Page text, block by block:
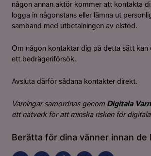
någon annan aktör kommer att kontakta
logga in någonstans eller lämna ut
samband med utbetalningen av elstöd.
Om någon kontaktar dig på detta sätt kan
ett bedrägeriförsök.
Avsluta därför sådana kontakter direkt.
Varningar samordnas genom Digitala
ett nätverk för att minska risken för
Berätta för dina vänner innan de